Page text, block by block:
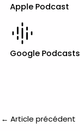
Apple Podcast
Google Podcasts
← Article précédent